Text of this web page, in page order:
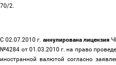
70/2.
C 02.07.2010 г. аннулирована лицензия
№4284 от 01.03.2010 г. на право
иностранной валютой согласно